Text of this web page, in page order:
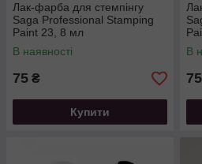
Лак-фарба для стемпінгу
Saga Professional Stamping
Paint 23, 8 мл
В наявності
75 ₴
Купити
В
75